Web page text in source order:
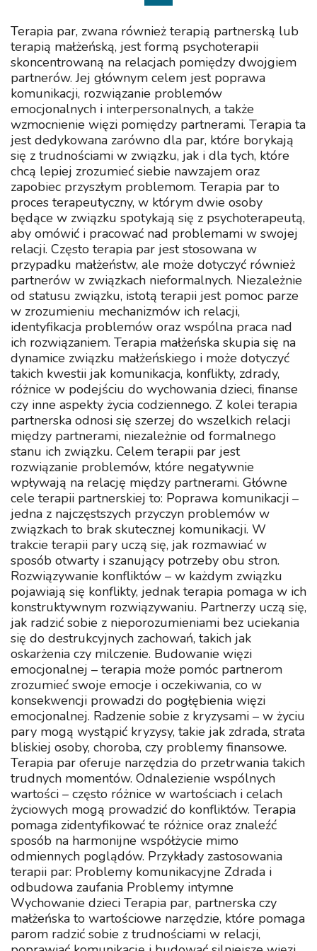
Terapia par, zwana również terapią partnerską lub
terapią małżeńską, jest formą psychoterapii
skoncentrowaną na relacjach pomiędzy dwojgiem
partnerów. Jej głównym celem jest poprawa
komunikacji, rozwiązanie problemów
emocjonalnych i interpersonalnych, a także
wzmocnienie więzi pomiędzy partnerami. Terapia ta
jest dedykowana zarówno dla par, które borykają
się z trudnościami w związku, jak i dla tych, które
chcą lepiej zrozumieć siebie nawzajem oraz
zapobiec przyszłym problemom. Terapia par to
proces terapeutyczny, w którym dwie osoby
będące w związku spotykają się z psychoterapeutą,
aby omówić i pracować nad problemami w swojej
relacji. Często terapia par jest stosowana w
przypadku małżeństw, ale może dotyczyć również
partnerów w związkach nieformalnych. Niezależnie
od statusu związku, istotą terapii jest pomoc parze
w zrozumieniu mechanizmów ich relacji,
identyfikacja problemów oraz wspólna praca nad
ich rozwiązaniem. Terapia małżeńska skupia się na
dynamice związku małżeńskiego i może dotyczyć
takich kwestii jak komunikacja, konflikty, zdrady,
różnice w podejściu do wychowania dzieci, finanse
czy inne aspekty życia codziennego. Z kolei terapia
partnerska odnosi się szerzej do wszelkich relacji
między partnerami, niezależnie od formalnego
stanu ich związku. Celem terapii par jest
rozwiązanie problemów, które negatywnie
wpływają na relację między partnerami. Główne
cele terapii partnerskiej to: Poprawa komunikacji –
jedna z najczęstszych przyczyn problemów w
związkach to brak skutecznej komunikacji. W
trakcie terapii pary uczą się, jak rozmawiać w
sposób otwarty i szanujący potrzeby obu stron.
Rozwiązywanie konfliktów – w każdym związku
pojawiają się konflikty, jednak terapia pomaga w ich
konstruktywnym rozwiązywaniu. Partnerzy uczą się,
jak radzić sobie z nieporozumieniami bez uciekania
się do destrukcyjnych zachowań, takich jak
oskarżenia czy milczenie. Budowanie więzi
emocjonalnej – terapia może pomóc partnerom
zrozumieć swoje emocje i oczekiwania, co w
konsekwencji prowadzi do pogłębienia więzi
emocjonalnej. Radzenie sobie z kryzysami – w życiu
pary mogą wystąpić kryzysy, takie jak zdrada, strata
bliskiej osoby, choroba, czy problemy finansowe.
Terapia par oferuje narzędzia do przetrwania takich
trudnych momentów. Odnalezienie wspólnych
wartości – często różnice w wartościach i celach
życiowych mogą prowadzić do konfliktów. Terapia
pomaga zidentyfikować te różnice oraz znaleźć
sposób na harmonijne współżycie mimo
odmiennych poglądów. Przykłady zastosowania
terapii par: Problemy komunikacyjne Zdrada i
odbudowa zaufania Problemy intymne
Wychowanie dzieci Terapia par, partnerska czy
małżeńska to wartościowe narzędzie, które pomaga
parom radzić sobie z trudnościami w relacji,